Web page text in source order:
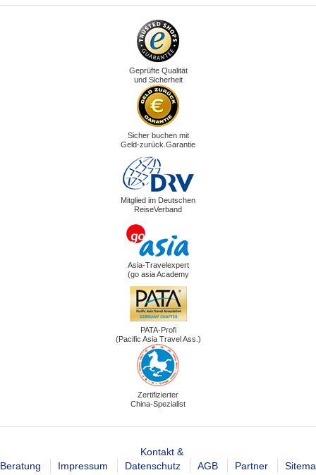
Geprüfte Qualität
und Sicherheit
Sicher buchen mit
Geld-zurück.Garantie
Mitglied im Deutschen
ReiseVerband
Asia-Travelexpert
(go asia Academy
PATA-Profi
(Pacific Asia Travel Ass.)
Zertifizierter
China-Spezialist
Kontakt &
Beratung
Impressum Datenschutz AGB Partner